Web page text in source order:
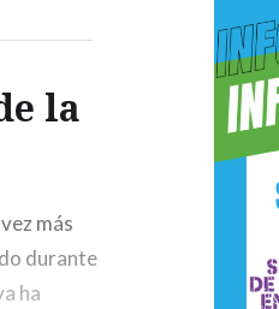
la
más
durante
ha